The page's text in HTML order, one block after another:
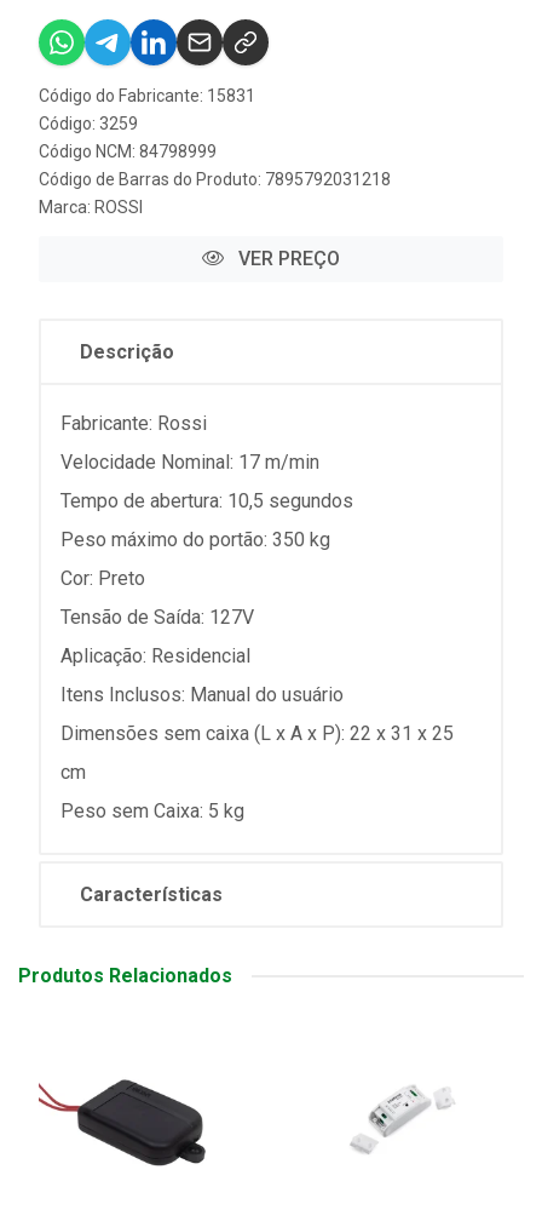
Código do Fabricante: 15831
Código: 3259
Código NCM: 84798999
Código de Barras do Produto: 7895792031218
Marca: ROSSI
VER PREÇO
Descrição
Fabricante: Rossi
Velocidade Nominal: 17 m/min
Tempo de abertura: 10,5 segundos
Peso máximo do portão: 350 kg
Cor: Preto
Tensão de Saída: 127V
Aplicação: Residencial
Itens Inclusos: Manual do usuário
Dimensões sem caixa (L x A x P): 22 x 31 x 25
cm
Peso sem Caixa: 5 kg
Características
Produtos Relacionados